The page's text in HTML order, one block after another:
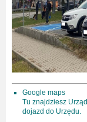
Google maps
Tu znajdziesz
dojazd do Urzędu.